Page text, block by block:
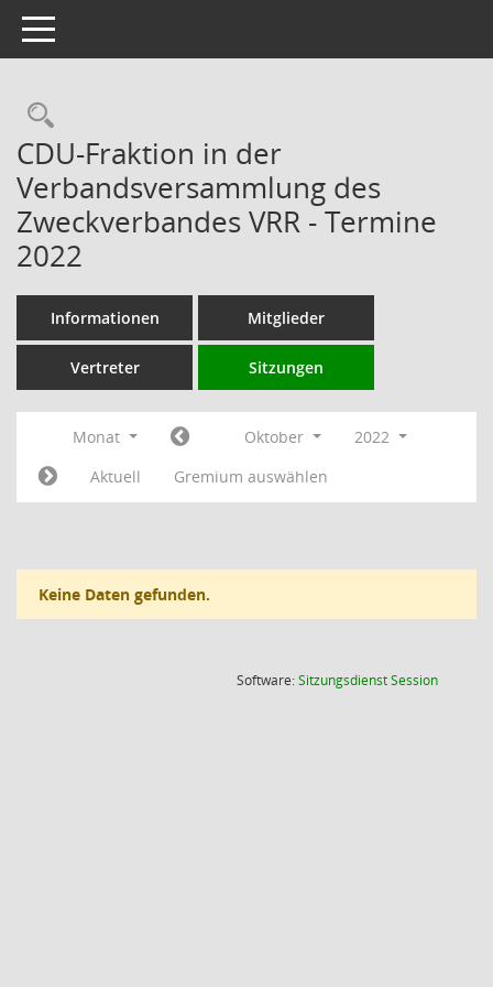
Toggle navigation
Rechercheauswahl
CDU-Fraktion in der
Verbandsversammlung des
Zweckverbandes VRR - Termine
2022
Informationen Mitglieder
Vertreter Sitzungen
Monat Oktober
2022
Aktuell
Gremium auswählen
Keine Daten gefunden.
Software:SitzungsdienstSession(Wird in